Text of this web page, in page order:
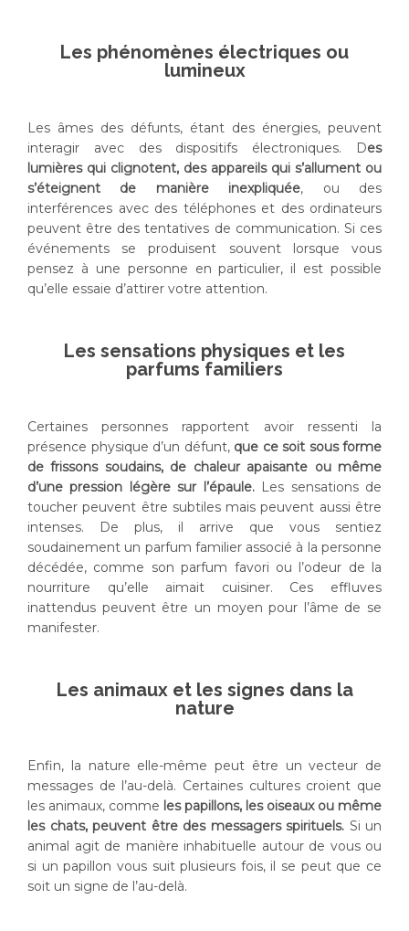
Les phénomènes électriques ou
lumineux
Les âmes des défunts, étant des énergies, peuvent
interagir avec des dispositifs électroniques. Des
lumières qui clignotent, des appareils qui s’allument ou
s’éteignent de manière inexpliquée, ou des
interférences avec des téléphones et des ordinateurs
peuvent être des tentatives de communication. Si ces
événements se produisent souvent lorsque vous
pensez à une personne en particulier, il est possible
qu’elle essaie d’attirer votre attention.
Les sensations physiques et les
parfums familiers
Certaines personnes rapportent avoir ressenti la
présence physique d’un défunt, que ce soit sous forme
de frissons soudains, de chaleur apaisante ou même
d’une pression légère sur l’épaule.Les sensations de
toucher peuvent être subtiles mais peuvent aussi être
intenses. De plus, il arrive que vous sentiez
soudainement un parfum familier associé à la personne
décédée, comme son parfum favori ou l’odeur de la
nourriture qu’elle aimait cuisiner. Ces effluves
inattendus peuvent être un moyen pour l’âme de se
manifester.
Les animaux et les signes dans la
nature
Enfin, la nature elle-même peut être un vecteur de
messages de l’au-delà. Certaines cultures croient que
les animaux, comme les papillons, les oiseaux ou même
les chats, peuvent être des messagers spirituels. Si un
animal agit de manière inhabituelle autour de vous ou
si un papillon vous suit plusieurs fois, il se peut que ce
soit un signe de l’au-delà.